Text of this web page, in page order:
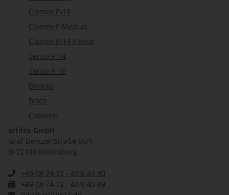
Clamex P-10
Clamex P Medius
Clamex P-14 Flexus
Tenso P-14
Tenso P-10
Divario
Bisco
Cabineo
artifex GmbH
Graf-Bentzel-Straße 66/1
D-72108 Rottenburg
+49 (0) 74 72 - 43 0 43 90
+49 (0) 74 72 - 43 0 43 89